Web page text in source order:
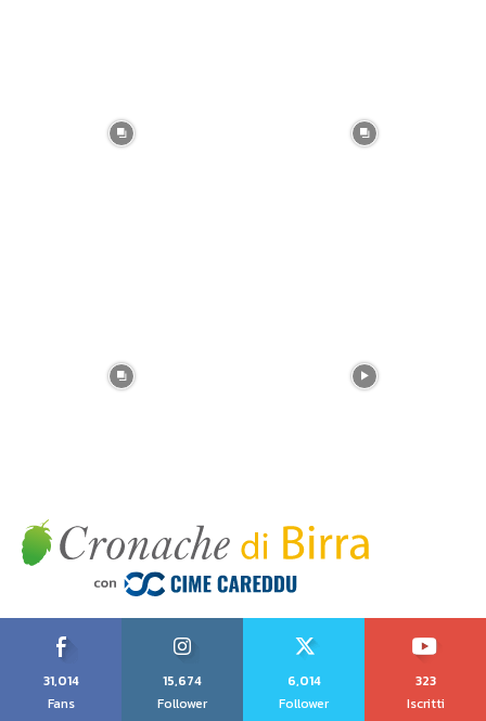
31,014
Fans
15,674
Follower
6,014
Follower
323
Iscritti